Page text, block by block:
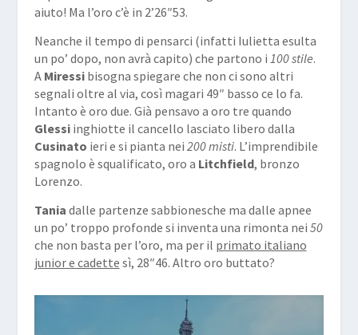
aiuto! Ma l’oro c’è in 2’26″53.
Neanche il tempo di pensarci (infatti Iulietta esulta
un po’ dopo, non avrà capito) che partono i 100 stile.
A Miressibisogna spiegare che non ci sono altri
segnali oltre al via, così magari 49″ basso ce lo fa.
Intanto è oro due. Già pensavo a oro tre quando
Glessiinghiotte il cancello lasciato libero dalla
Cusinato ieri e si pianta nei 200 misti. L’imprendibile
spagnolo è squalificato, oro a Litchfield, bronzo
Lorenzo.
Tania dalle partenze sabbionesche ma dalle apnee
un po’ troppo profonde si inventa una rimonta nei 50
che non basta per l’oro, ma per il primato italiano
junior e cadette sì, 28″46. Altro oro buttato?